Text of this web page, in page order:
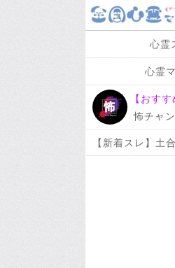
心霊
心霊
【おす
怖チャ
【新着スレ】土